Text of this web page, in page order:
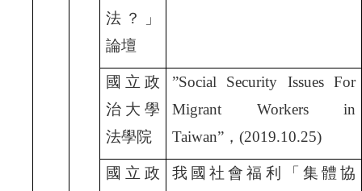
法？」
論壇
國立政
治大學
法學院
”Social Security Issues For
Migrant Workers in
Taiwan” ，(2019.10.25)
國立政
我國社會福利「集體協